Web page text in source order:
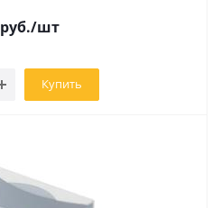
руб./шт
Купить